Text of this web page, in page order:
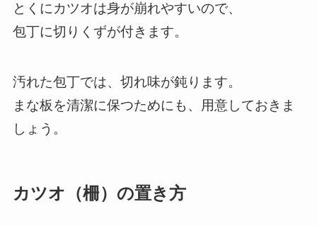
とくにカツオは身が崩れやすいので、
包丁に切りくずが付きます。
汚れた包丁では、切れ味が鈍ります。
まな板を清潔に保つためにも、用意しておきま
しょう。
カツオ（柵）の置き方